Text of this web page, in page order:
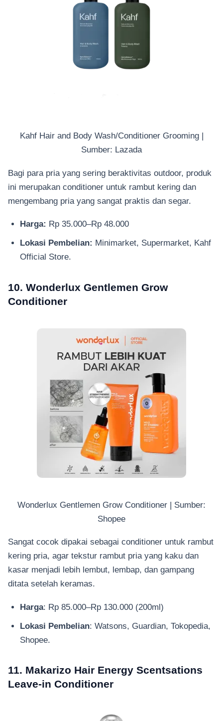
Kahf Hair and Body Wash/Conditioner Grooming |
Sumber: Lazada
Bagi para pria yang sering beraktivitas outdoor, produk
ini merupakan conditioner untuk rambut kering dan
mengembang pria yang sangat praktis dan segar.
Harga: Rp 35.000–Rp 48.000
Lokasi Pembelian: Minimarket, Supermarket, Kahf
Official Store.
10. Wonderlux Gentlemen Grow
Conditioner
Wonderlux Gentlemen Grow Conditioner | Sumber:
Shopee
Sangat cocok dipakai sebagai conditioner untuk rambut
kering pria, agar tekstur rambut pria yang kaku dan
kasar menjadi lebih lembut, lembap, dan gampang
ditata setelah keramas.
Harga: Rp 85.000–Rp 130.000 (200ml)
Lokasi Pembelian: Watsons, Guardian, Tokopedia,
Shopee.
11. Makarizo Hair Energy Scentsations
Leave-in Conditioner